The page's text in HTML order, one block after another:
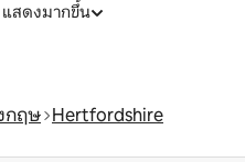
แสดงมากขึ้น
กฤษ Hertfordshire